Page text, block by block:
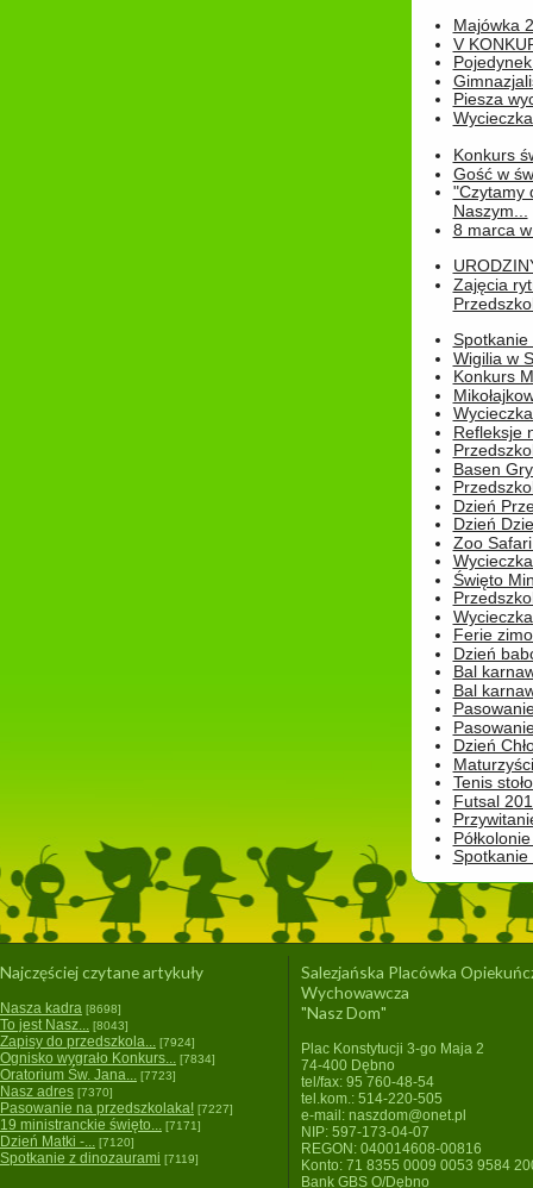
Majówka
V
Piesza
Konkurs
Gość w
"Czytamy
Naszym...
8 marca
Zajęcia
Spotkanie
Wigilia w
Konkurs
Refleksje
Basen
Dzień
Dzień
Zoo
Święto
Ferie
Dzień
Bal
Bal
Dzień
Tenis
Futsal
Najczęściej czytane artykuły
Nasza kadra [8698]
To jest Nasz... [8043]
Zapisy do przedszkola... [7924]
Ognisko wygrało Konkurs... [7834]
Oratorium Św. Jana... [7723]
Nasz adres [7370]
Pasowanie na przedszkolaka! [7227]
19 ministranckie święto... [7171]
Dzień Matki -... [7120]
Spotkanie z dinozaurami [7119]
Salezjańska Placówka
Wychowawcza
"Nasz Dom"
Plac Konstytucji 3-go Maja 2
74-400 Dębno
tel/fax: 95 760-48-54
tel.kom.: 514-220-505
e-mail: naszdom@onet.pl
NIP: 597-173-04-07
REGON: 040014608-00816
Konto: 71 8355 0009 0053 9584
Bank GBS O/Dębno